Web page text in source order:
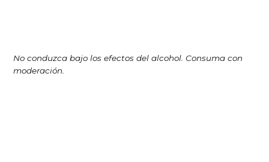
No conduzca bajo los efectos del alcohol. Consuma con
moderación.